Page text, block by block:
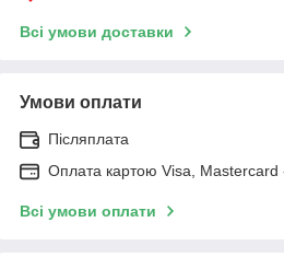
Всі умови доставки
Умови оплати
Післяплата
Оплата картою Visa, Mastercard
Всі умови оплати